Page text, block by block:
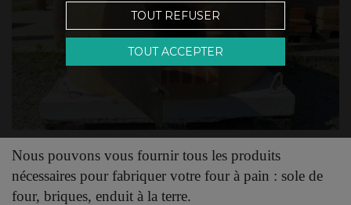
Nous pouvons vous fournir tous les produits
nécessaires pour fabriquer votre four à pain : sole de
four, briques, enduit à la terre.
TOUT REFUSER
TOUT ACCEPTER